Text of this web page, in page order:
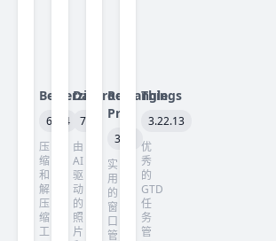
Betterzip
6.0.4
压
缩
和
解
压
缩
工
Darkroom
7.3
由
AI
驱
动
的
照
片
Rectangle
Pro
3.82
实
用
的
窗
口
管
Things
3.22.13
优
秀
的
GTD
任
务
管